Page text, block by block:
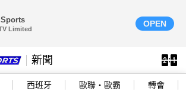
Sports
Limited
OPEN
新聞
西班牙 歐聯‧歐霸 轉會